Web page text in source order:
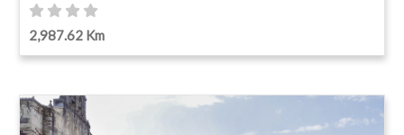
2,987.62 Km